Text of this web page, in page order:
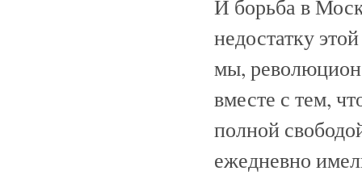
И борьба в
недостатку
мы,
вместе с тем,
полной
ежедневно